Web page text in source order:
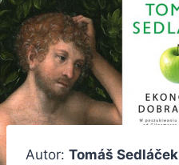
Autor: Tomáš Sedláček